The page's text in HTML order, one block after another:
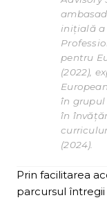
inițială a
pentru
(2022),
în
în
(2024).
Prin facilitarea
parcursul